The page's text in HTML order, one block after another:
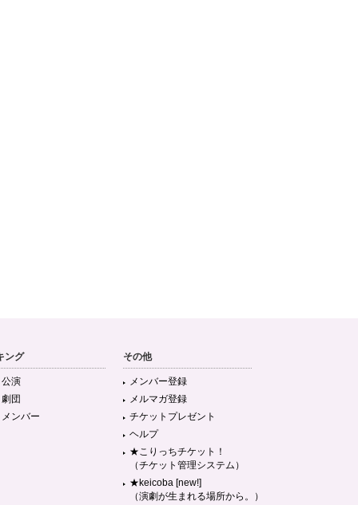
ング
演
団
ンバー
その他
メンバー登録
メルマガ登録
チケットプレゼント
ヘルプ
★こりっちチケット！
（チケット管理システム）
★keicoba [new!]
（演劇が生まれる場所から。）